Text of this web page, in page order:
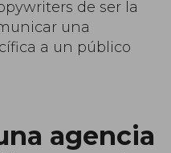
de ser la
una
a un público
agencia